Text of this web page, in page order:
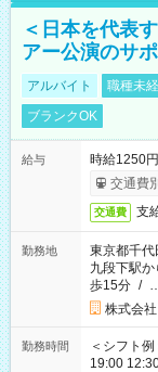
＜日本を代表
アー公演のサ
アルバイト 職種未
ブランクOK
給与
時給1250
交通費
交通費 支
勤務地
東京都千代
九段下駅
歩15分 /
株式会
勤務時間
＜シフト
19:00 12:30～22:00 上記の時間か